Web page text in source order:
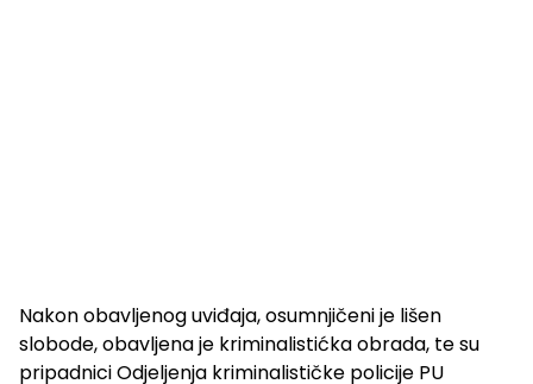
Nakon obavljenog uviđaja, osumnjičeni je lišen
slobode, obavljena je kriminalistićka obrada, te su
pripadnici Odjeljenja kriminalističke policije PU